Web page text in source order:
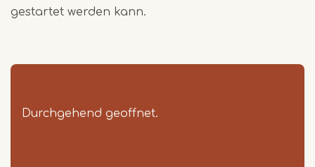
gestartet werden kann.
Durchgehend geoffnet.